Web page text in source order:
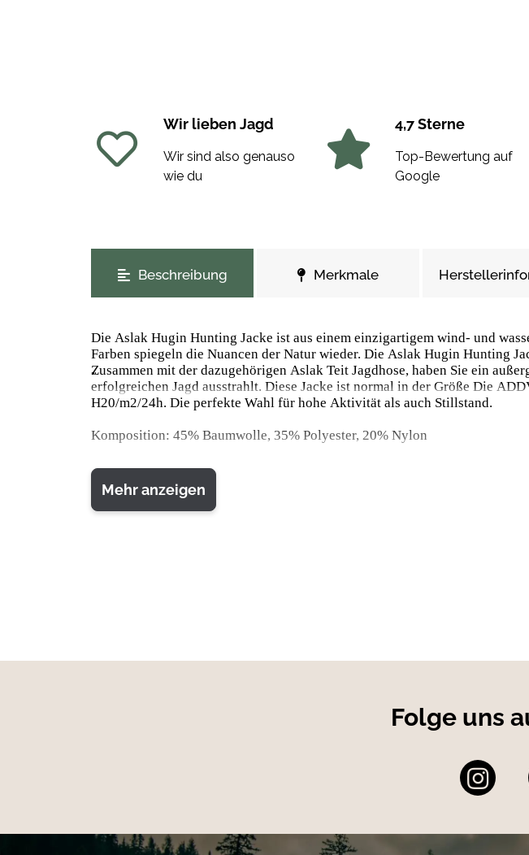
Wir lieben Jagd
Wir sind also genauso
wie du
4,7 Sterne
Top-Bewertung auf
Google
Beschreibung Merkmale
Die Aslak Hugin Hunting Jacke ist aus einem einzigartigem wind- und
Farben spiegeln die Nuancen der Natur wieder. Die Aslak Hugin Hunting
Zusammen mit der dazugehörigen Aslak Teit Jagdhose, haben Sie ein
erfolgreichen Jagd ausstrahlt. Diese Jacke ist normal in der Größe Die
H20/m2/24h. Die perfekte Wahl für hohe Aktivität als auch Stillstand.
Komposition: 45% Baumwolle, 35% Polyester, 20% Nylon
Mehr anzeigen
Folge uns